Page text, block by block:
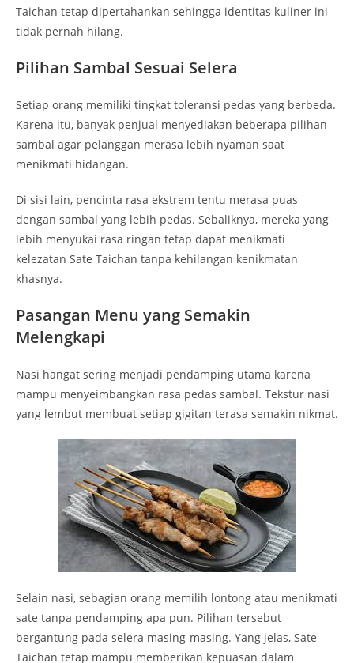
Taichan tetap dipertahankan sehingga identitas kuliner ini
tidak pernah hilang.
Pilihan Sambal Sesuai Selera
Setiap orang memiliki tingkat toleransi pedas yang berbeda.
Karena itu, banyak penjual menyediakan beberapa pilihan
sambal agar pelanggan merasa lebih nyaman saat
menikmati hidangan.
Di sisi lain, pencinta rasa ekstrem tentu merasa puas
dengan sambal yang lebih pedas. Sebaliknya, mereka yang
lebih menyukai rasa ringan tetap dapat menikmati
kelezatan Sate Taichan tanpa kehilangan kenikmatan
khasnya.
Pasangan Menu yang Semakin
Melengkapi
Nasi hangat sering menjadi pendamping utama karena
mampu menyeimbangkan rasa pedas sambal. Tekstur nasi
yang lembut membuat setiap gigitan terasa semakin nikmat.
Selain nasi, sebagian orang memilih lontong atau menikmati
sate tanpa pendamping apa pun. Pilihan tersebut
bergantung pada selera masing-masing. Yang jelas, Sate
Taichan tetap mampu memberikan kepuasan dalam